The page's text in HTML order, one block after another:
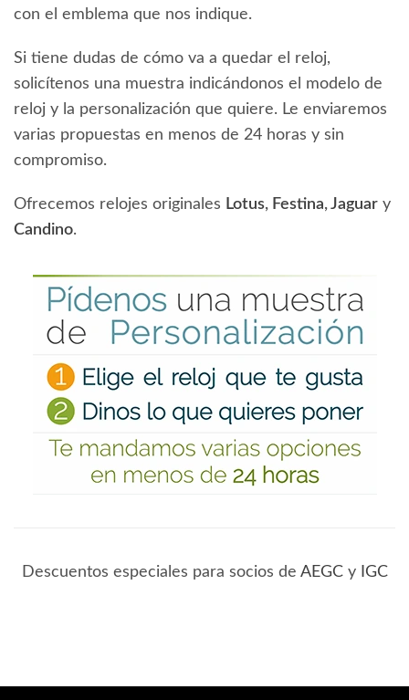
con el emblema que nos indique.
Si tiene dudas de cómo va a quedar el reloj,
solicítenos una muestra indicándonos el modelo de
reloj y la personalización que quiere. Le enviaremos
varias propuestas en menos de 24 horas y sin
compromiso.
Ofrecemos relojes originales Lotus, Festina,Jaguar y
Candino.
Descuentos especiales para socios de AEGCy IGC